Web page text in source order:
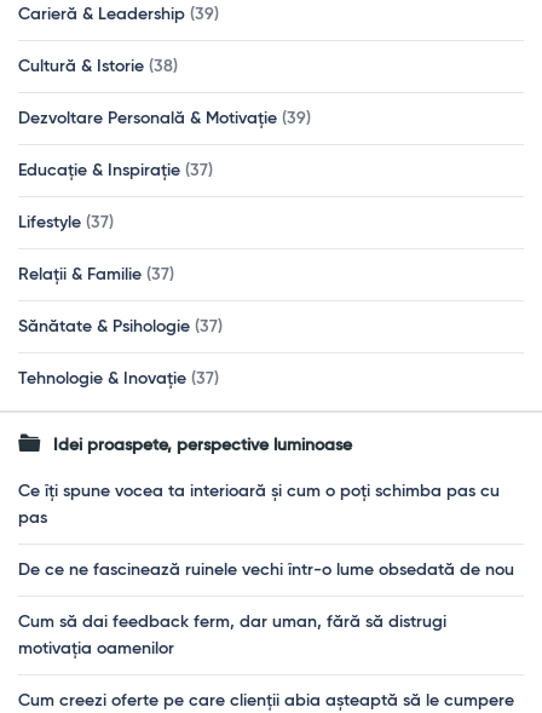
Carieră & Leadership (39)
Cultură & Istorie (38)
Dezvoltare Personală & Motivație (39)
Educație & Inspirație (37)
Lifestyle (37)
Relații & Familie (37)
Sănătate & Psihologie (37)
Tehnologie & Inovație (37)
Idei proaspete, perspective luminoase
Ce îți spune vocea ta interioară și cum o poți schimba pas cu
pas
De ce ne fascinează ruinele vechi într-o lume obsedată de nou
Cum să dai feedback ferm, dar uman, fără să distrugi
motivația oamenilor
Cum creezi oferte pe care clienții abia așteaptă să le cumpere